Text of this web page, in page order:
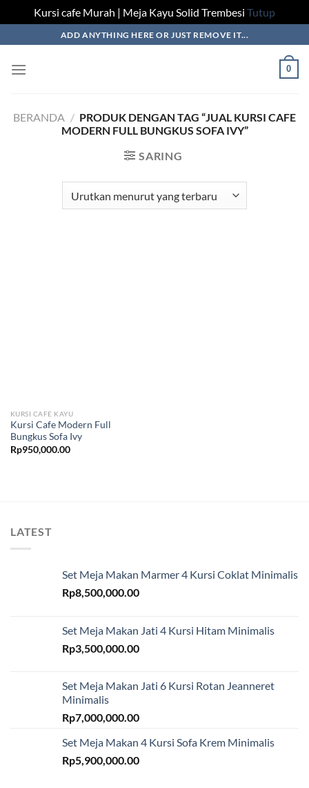
Kursi cafe Murah | Meja Kayu Solid Trembesi Tutup
to
content
ADD ANYTHING HERE OR JUST REMOVE IT...
0
BERANDA / PRODUK DENGAN TAG “JUAL KURSI CAFE
MODERN FULL BUNGKUS SOFA IVY”
SARING
KURSI CAFE KAYU
Kursi Cafe Modern Full
Bungkus Sofa Ivy
Rp950,000.00
LATEST
Set Meja Makan Marmer 4 Kursi Coklat Minimalis
Rp8,500,000.00
Set Meja Makan Jati 4 Kursi Hitam Minimalis
Rp3,500,000.00
Set Meja Makan Jati 6 Kursi Rotan Jeanneret
Minimalis
Rp7,000,000.00
Set Meja Makan 4 Kursi Sofa Krem Minimalis
Rp5,900,000.00